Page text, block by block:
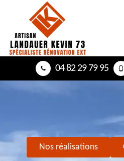
04 82 29 79 95
Nos réalisations